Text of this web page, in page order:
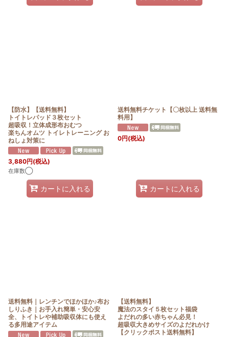
【防水】【送料無料】
トイトレパッド３枚セット
超吸収！立体成形布おむつ
楽ちんオムツ トイレトレーニング お
ねしょ対策に
3,880円(税込)
在庫数◯
カートに入れる
送料無料チケット【〇枚以上 送料無
料用】
0円(税込)
カートに入れる
送料無料｜レンチンでほかほか♪布お
しりふき｜お手入れ簡単・安心安
全、トイトレや補助吸収体にも使え
る多用途アイテム
【送料無料】
魔法のスタイ５枚セット福袋
よだれの多い赤ちゃん必見！
超吸収大きめサイズのよだれかけ
【クリックポスト送料無料】